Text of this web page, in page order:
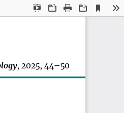
Presentation
OpenPrint Download
Current
View
,2025,44–50